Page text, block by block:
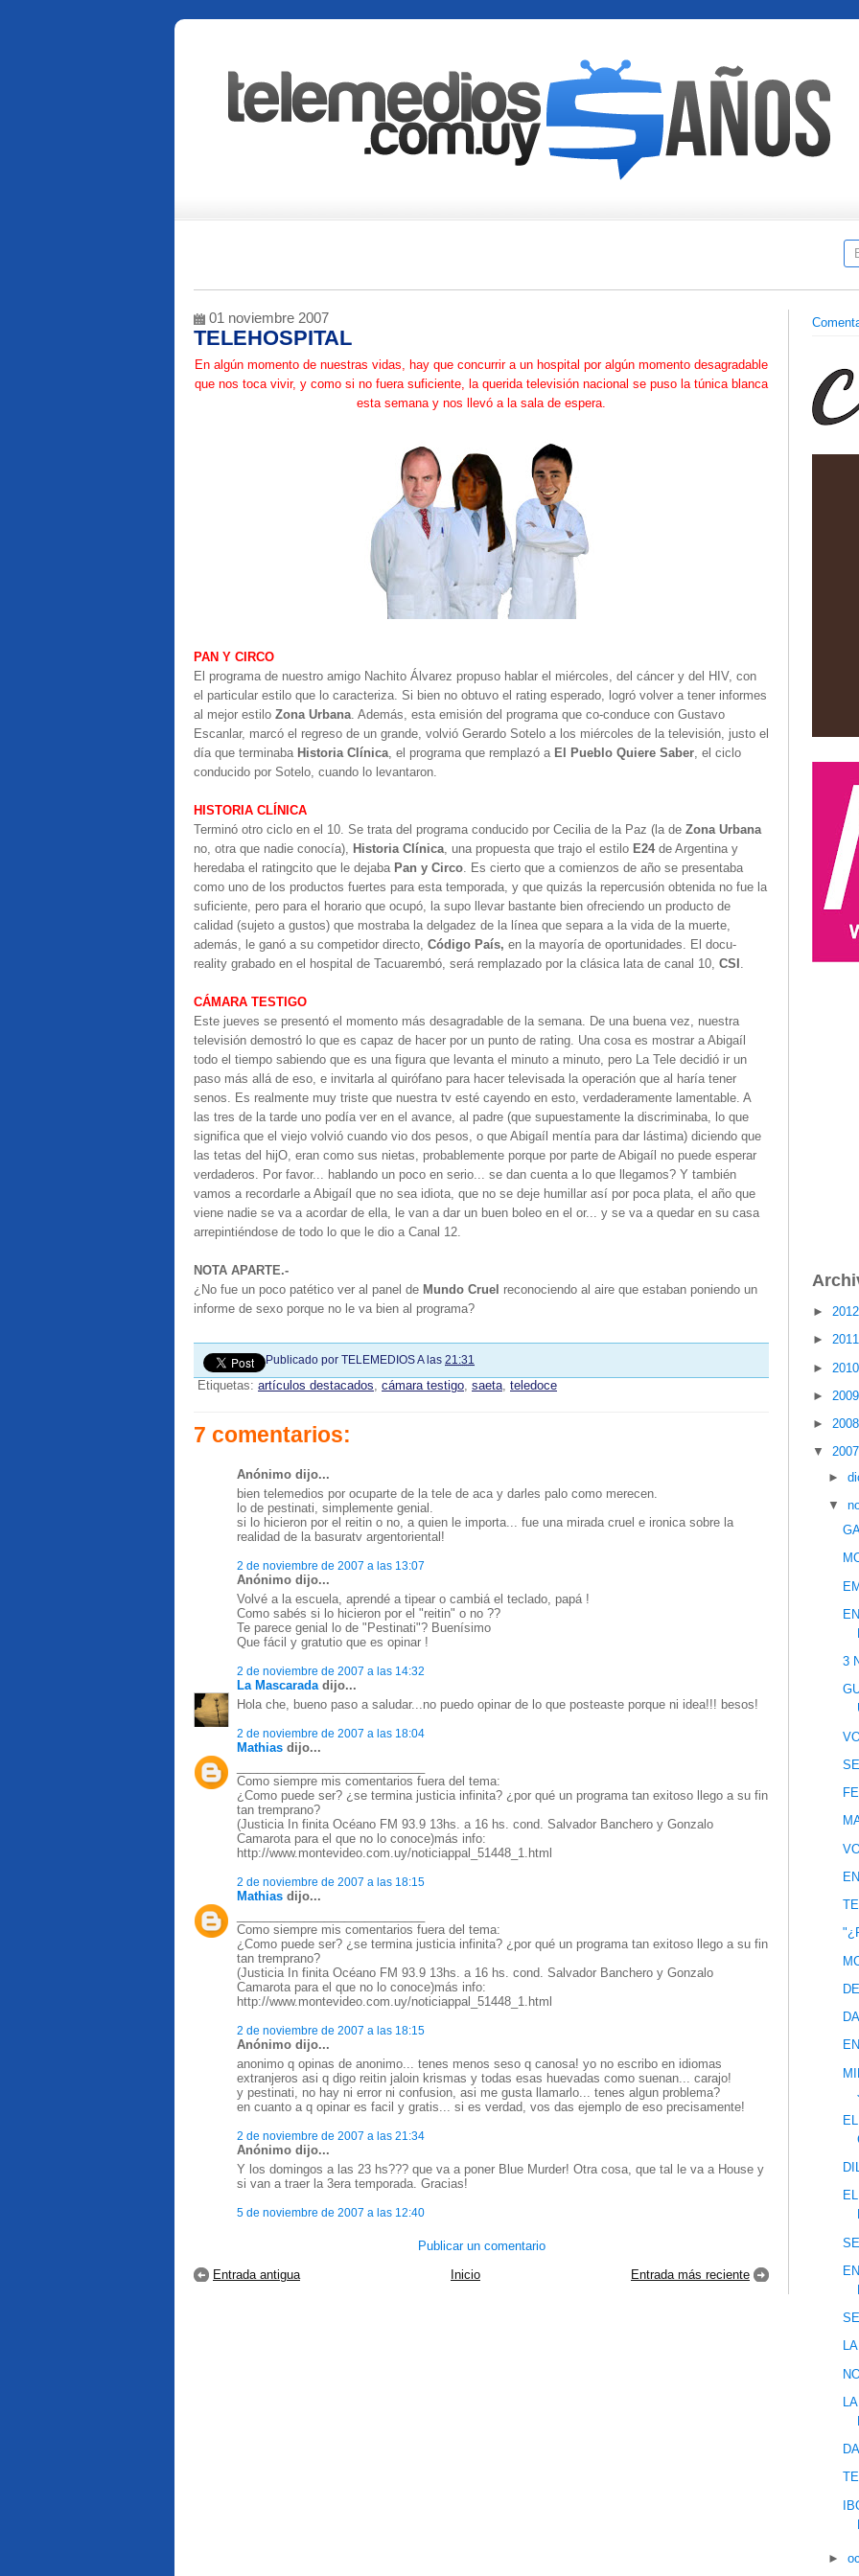
01 noviembre 2007
TELEHOSPITAL
En algún momento de nuestras vidas, hay que concurrir a un hospital por algún momento desagradable
que nos toca vivir, y como si no fuera suficiente, la querida televisión nacional se puso la túnica blanca
esta semana y nos llevó a la sala de espera.
PAN Y CIRCO
El programa de nuestro amigo Nachito Álvarez propuso hablar el miércoles, del cáncer y del HIV, con
el particular estilo que lo caracteriza. Si bien no obtuvo el rating esperado, logró volver a tener informes
al mejor estilo Zona Urbana. Además, esta emisión del programa que co-conduce con Gustavo
Escanlar, marcó el regreso de un grande, volvió Gerardo Sotelo a los miércoles de la televisión, justo el
día que terminaba Historia Clínica, el programa que remplazó a El Pueblo Quiere Saber, el ciclo
conducido por Sotelo, cuando lo levantaron.
HISTORIA CLÍNICA
Terminó otro ciclo en el 10. Se trata del programa conducido por Cecilia de la Paz (la de Zona Urbana
no, otra que nadie conocía), Historia Clínica, una propuesta que trajo el estilo E24 de Argentina y
heredaba el ratingcito que le dejaba Pan y Circo. Es cierto que a comienzos de año se presentaba
como uno de los productos fuertes para esta temporada, y que quizás la repercusión obtenida no fue la
suficiente, pero para el horario que ocupó, la supo llevar bastante bien ofreciendo un producto de
calidad (sujeto a gustos) que mostraba la delgadez de la línea que separa a la vida de la muerte,
además, le ganó a su competidor directo, Código País, en la mayoría de oportunidades. El docu-
reality grabado en el hospital de Tacuarembó, será remplazado por la clásica lata de canal 10, CSI .
CÁMARA TESTIGO
Este jueves se presentó el momento más desagradable de la semana. De una buena vez, nuestra
televisión demostró lo que es capaz de hacer por un punto de rating. Una cosa es mostrar a Abigaíl
todo el tiempo sabiendo que es una figura que levanta el minuto a minuto, pero La Tele decidió ir un
paso más allá de eso, e invitarla al quirófano para hacer televisada la operación que al haría tener
senos. Es realmente muy triste que nuestra tv esté cayendo en esto, verdaderamente lamentable. A
las tres de la tarde uno podía ver en el avance, al padre (que supuestamente la discriminaba, lo que
significa que el viejo volvió cuando vio dos pesos, o que Abigaíl mentía para dar lástima) diciendo que
las tetas del hijO, eran como sus nietas, probablemente porque por parte de Abigaíl no puede esperar
verdaderos. Por favor... hablando un poco en serio... se dan cuenta a lo que llegamos? Y también
vamos a recordarle a Abigaíl que no sea idiota, que no se deje humillar así por poca plata, el año que
viene nadie se va a acordar de ella, le van a dar un buen boleo en el or... y se va a quedar en su casa
arrepintiéndose de todo lo que le dio a Canal 12.
NOTA APARTE.-
¿No fue un poco patético ver al panel de Mundo Cruel reconociendo al aire que estaban poniendo un
informe de sexo porque no le va bien al programa?
Publicado por TELEMEDIOSA las 21:31
Etiquetas: artículos destacados, cámara testigo, saeta, teledoce
7 comentarios:
Anónimo dijo...
bien telemedios por ocuparte de la tele de aca y darles palo como merecen.
lo de pestinati, simplemente genial.
si lo hicieron por el reitin o no, a quien le importa... fue una mirada cruel e ironica sobre la
realidad de la basuratv argentoriental!
2 de noviembre de 2007 a las 13:07
Anónimo dijo...
Volvé a la escuela, aprendé a tipear o cambiá el teclado, papá !
Como sabés si lo hicieron por el "reitin" o no ??
Te parece genial lo de "Pestinati"? Buenísimo
Que fácil y gratutio que es opinar !
2 de noviembre de 2007 a las 14:32
La Mascaradadijo...
Hola che, bueno paso a saludar...no puedo opinar de lo que posteaste porque ni idea!!! besos!
2 de noviembre de 2007 a las 18:04
Mathias dijo...
Como siempre mis comentarios fuera del tema:
¿Como puede ser? ¿se termina justicia infinita? ¿por qué un programa tan exitoso llego a su fin
tan tremprano?
(Justicia In finita Océano FM 93.9 13hs. a 16 hs. cond. Salvador Banchero y Gonzalo
Camarota para el que no lo conoce)más info:
http://www.montevideo.com.uy/noticiappal_51448_1.html
2 de noviembre de 2007 a las 18:15
Mathias dijo...
Como siempre mis comentarios fuera del tema:
¿Como puede ser? ¿se termina justicia infinita? ¿por qué un programa tan exitoso llego a su fin
tan tremprano?
(Justicia In finita Océano FM 93.9 13hs. a 16 hs. cond. Salvador Banchero y Gonzalo
Camarota para el que no lo conoce)más info:
http://www.montevideo.com.uy/noticiappal_51448_1.html
2 de noviembre de 2007 a las 18:15
Anónimo dijo...
anonimo q opinas de anonimo... tenes menos seso q canosa! yo no escribo en idiomas
extranjeros asi q digo reitin jaloin krismas y todas esas huevadas como suenan... carajo!
y pestinati, no hay ni error ni confusion, asi me gusta llamarlo... tenes algun problema?
en cuanto a q opinar es facil y gratis... si es verdad, vos das ejemplo de eso precisamente!
2 de noviembre de 2007 a las 21:34
Anónimo dijo...
Y los domingos a las 23 hs??? que va a poner Blue Murder! Otra cosa, que tal le va a House y
si van a traer la 3era temporada. Gracias!
5 de noviembre de 2007 a las 12:40
Publicar un comentario
Entrada más reciente
Entrada antigua Inicio
►
►
►
►
►
▼
►
▼
3
►